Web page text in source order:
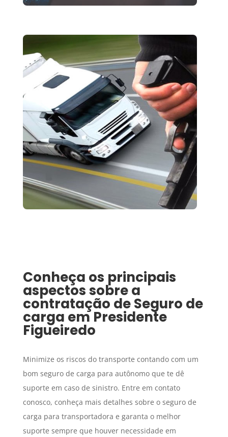
Conheça os principais
aspectos sobre a
contratação deSeguro de
carga emPresidente
Figueiredo
Minimize os riscos do transporte contando com um
bom seguro de carga para autônomo que te dê
suporte em caso de sinistro. Entre em contato
conosco, conheça mais detalhes sobre o seguro de
carga para transportadora e garanta o melhor
suporte sempre que houver necessidade em